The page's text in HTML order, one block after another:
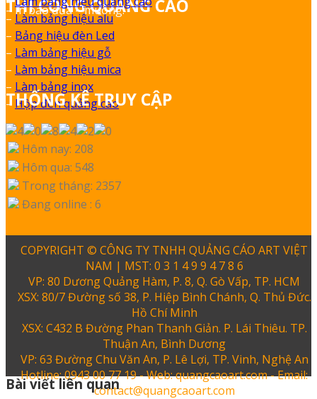
– In bao đũa – muỗng.
THI CÔNG QUẢNG CÁO
– Làm bảng hiệu alu
– Bảng hiệu đèn Led
– Làm bảng hiệu gỗ
– Làm bảng hiệu mica
– Làm bảng inox
– Hộp đèn quảng cáo
THỐNG KÊ TRUY CẬP
Hôm nay: 208
Hôm qua: 548
Trong tháng: 2357
Đang online : 6
COPYRIGHT © CÔNG TY TNHH QUẢNG CÁO ART VIỆT
NAM | MST: 0 3 1 4 9 9 4 7 8 6
VP: 80 Dương Quảng Hàm, P. 8, Q. Gò Vấp, TP. HCM
XSX: 80/7 Đường số 38, P. Hiệp Bình Chánh, Q. Thủ Đức.
Hồ Chí Minh
XSX: C432 B Đường Phan Thanh Giản. P. Lái Thiêu. TP.
Thuận An, Bình Dương
VP: 63 Đường Chu Văn An, P. Lê Lợi, TP. Vinh, Nghệ An
Hotline: 0943 00 77 19 - Web: quangcaoart.com - Email:
contact@quangcaoart.com
Bài viết liên quan